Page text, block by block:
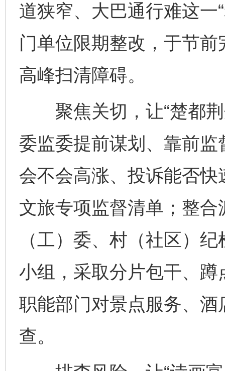
道狭窄、大巴通行难这一
门单位限期整改，于节
高峰扫清障碍。
聚焦关切，让“楚都荆
委监委提前谋划、靠前监
会不会高涨、投诉能否快
文旅专项监督清单；整
（工）委、村（社区）
小组，采取分片包干、
职能部门对景点服务、
查。